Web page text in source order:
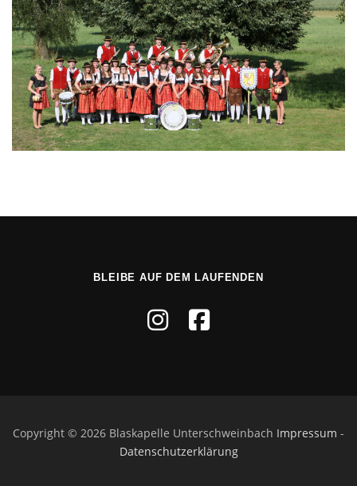
BLEIBE AUF DEM LAUFENDEN
Copyright © 2026 Blaskapelle Unterschweinbach Impressum -
Datenschutzerklärung